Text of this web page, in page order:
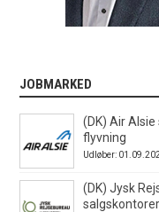
JOBMARKED
(DK) Air
flyvning
Udløber:
(DK) Jysk